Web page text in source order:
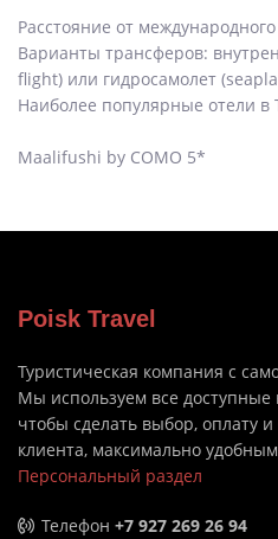
Расстояние от
Варианты трансферов:
flight) или гидросамолет
Наиболее популярные отели в
Maalifushi by COMO 5*
Poisk Travel
Туристическая компания с
Мы используем все доступные
чтобы сделать выбор, оплату
клиента, максимально
Персональный раздел
Телефон +7 927 269 26 94